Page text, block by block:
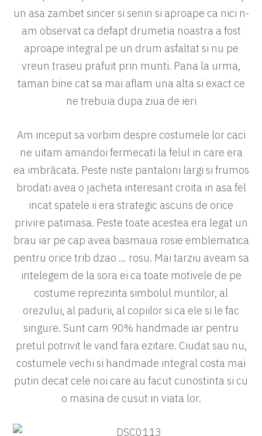
un asa zambet sincer si senin si aproape ca nici n-
am observat ca defapt drumetia noastra a fost
aproape integral pe un drum asfaltat si nu pe
vreun traseu prafuit prin munti. Pana la urma,
taman bine cat sa mai aflam una alta si exact ce
ne trebuia dupa ziua de ieri
Am inceput sa vorbim despre costumele lor caci
ne uitam amandoi fermecati la felul in care era
ea imbrăcata. Peste niste pantaloni largi si frumos
brodati avea o jacheta interesant croita in asa fel
incat spatele ii era strategic ascuns de orice
privire patimasa. Peste toate acestea era legat un
brau iar pe cap avea basmaua rosie emblematica
pentru orice trib dzao … rosu. Mai tarziu aveam sa
intelegem de la sora ei ca toate motivele de pe
costume reprezinta simbolul muntilor, al
orezului, al padurii, al copiilor si ca ele si le fac
singure. Sunt cam 90% handmade iar pentru
pretul potrivit le vand fara ezitare. Ciudat sau nu,
costumele vechi si handmade integral costa mai
putin decat cele noi care au facut cunostinta si cu
o masina de cusut in viata lor.